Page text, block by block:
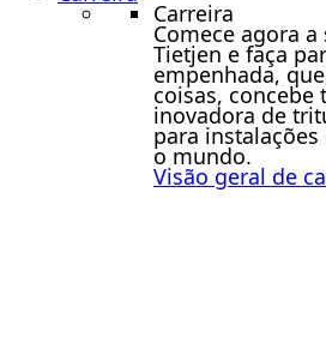
Carreira
Comece agora
Tietjen e faça
empenhada,
coisas, concebe
inovadora de
para
o mundo.
Visão geral de